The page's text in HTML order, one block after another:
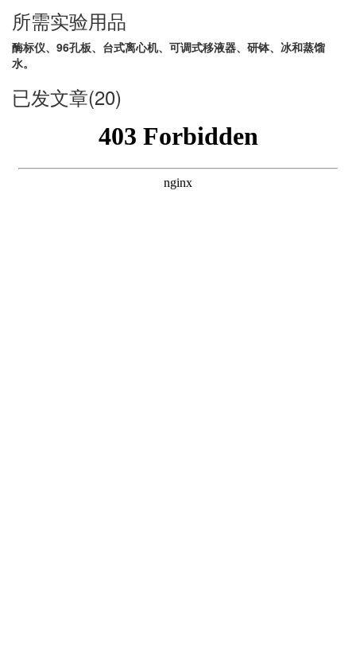
所需实验用品
酶标仪、96孔板、台式离心机、可调式移液器、研钵、冰和蒸馏
水。
已发文章(20)